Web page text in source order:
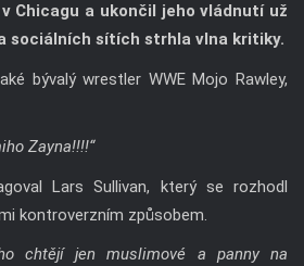
Chicagu a ukončil jeho vládnutí už
sociálních sítích strhla vlna kritiky.
bývalý wrestler WWE Mojo Rawley,
Zayna!!!!“
Lars Sullivan, který se rozhodl
kontroverzním způsobem.
chtějí jen muslimové a panny na